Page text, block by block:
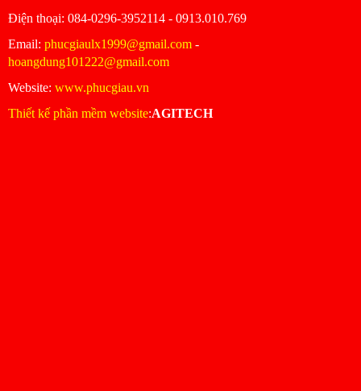
Ðiện thoại: 084-0296-3952114 - 0913.010.769
Email: phucgiaulx1999@gmail.com -
hoangdung101222@gmail.com
Website: www.phucgiau.vn
Thiết kế phần mềm website:AGITECH